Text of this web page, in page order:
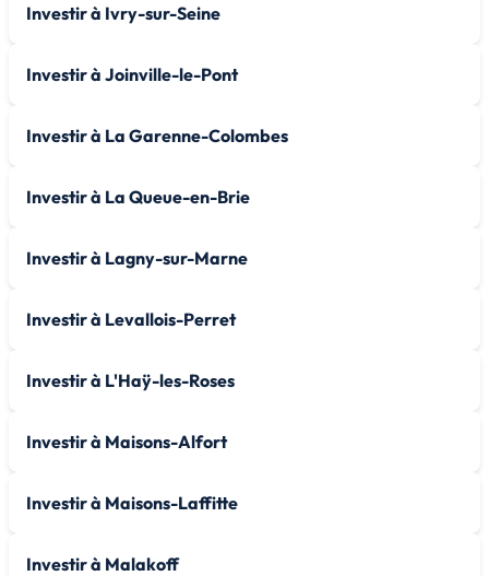
Investir à Ivry-sur-Seine
Investir à Joinville-le-Pont
Investir à La Garenne-Colombes
Investir à La Queue-en-Brie
Investir à Lagny-sur-Marne
Investir à Levallois-Perret
Investir à L'Haÿ-les-Roses
Investir à Maisons-Alfort
Investir à Maisons-Laffitte
Investir à Malakoff